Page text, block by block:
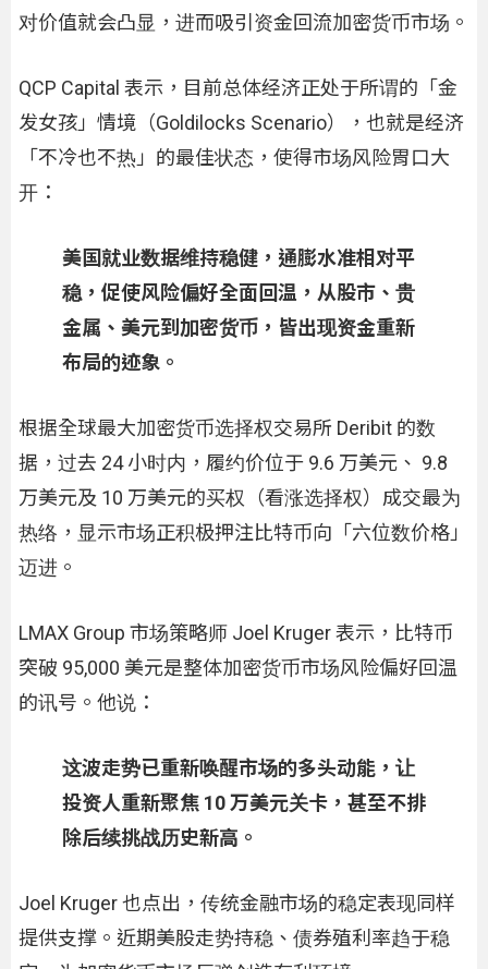
对价值就会凸显，进而吸引资金回流加密货币市场。
QCP Capital 表示，目前总体经济正处于所谓的「金
发女孩」情境（Goldilocks Scenario），也就是经济
「不冷也不热」的最佳状态，使得市场风险胃口大
开：
美国就业数据维持稳健，通膨水准相对平
稳，促使风险偏好全面回温，从股市、贵
金属、美元到加密货币，皆出现资金重新
布局的迹象。
根据全球最大加密货币选择权交易所 Deribit 的数
据，过去 24 小时内，履约价位于 9.6 万美元、 9.8
万美元及 10 万美元的买权（看涨选择权）成交最为
热络，显示市场正积极押注比特币向「六位数价格」
迈进。
LMAX Group 市场策略师 Joel Kruger 表示，比特币
突破 95,000 美元是整体加密货币市场风险偏好回温
的讯号。他说：
这波走势已重新唤醒市场的多头动能，让
投资人重新聚焦 10 万美元关卡，甚至不排
除后续挑战历史新高。
Joel Kruger 也点出，传统金融市场的稳定表现同样
提供支撑。近期美股走势持稳、债券殖利率趋于稳